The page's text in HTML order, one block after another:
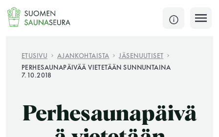
Siirry
sisältöön
SULJE
Jokaisen kuun 1. lauantai on jaettu ja jokaisen kuun
KATSO TARKEMMAT AUKIOLOAJAT
HAE
ETUSIVU AJANKOHTAISTA
JÄSENUUTISET
PERHESAUNAPÄIVÄÄ VIETETÄÄN SUNNUNTAINA
7.10.2018
Perhesaunapäivä